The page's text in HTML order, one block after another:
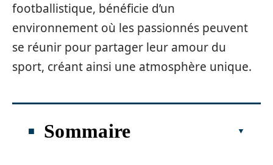
footballistique, bénéficie d’un
environnement où les passionnés peuvent
se réunir pour partager leur amour du
sport, créant ainsi une atmosphère unique.
Sommaire